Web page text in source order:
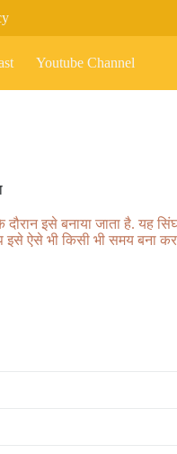
Youtube Channel
दौरान इसे बनाया जाता है. यह
इसे ऐसे भी किसी भी समय बना